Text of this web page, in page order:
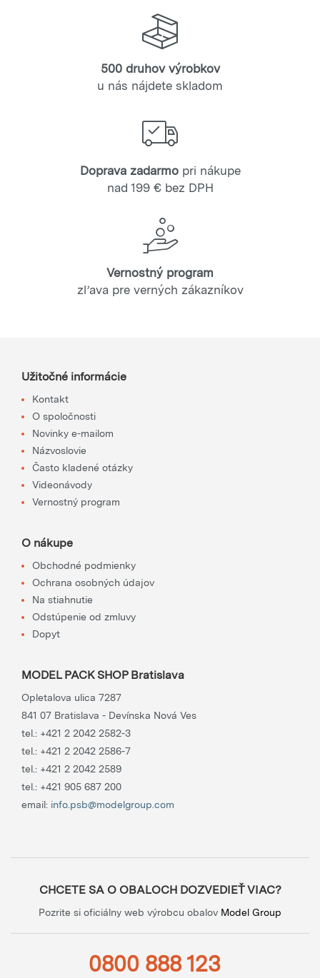
500 druhov výrobkov
u nás nájdete skladom
Doprava zadarmopri nákupe
nad 199 € bez DPH
Vernostný program
zľava pre verných zákazníkov
Užitočné informácie
Kontakt
O spoločnosti
Novinky e-mailom
Názvoslovie
Často kladené otázky
Videonávody
Vernostný program
O nákupe
Obchodné podmienky
Ochrana osobných údajov
Na stiahnutie
Odstúpenie od zmluvy
Dopyt
MODEL PACK SHOP Bratislava
Opletalova ulica 7287
841 07 Bratislava - Devínska Nová Ves
tel.: +421 2 2042 2582-3
tel.: +421 2 2042 2586-7
tel.: +421 2 2042 2589
tel.: +421 905 687 200
email: info.psb@modelgroup.com
CHCETE SA O OBALOCH DOZVEDIEŤ VIAC?
Pozrite si oficiálny web výrobcu obalov Model Group
0800 888 123